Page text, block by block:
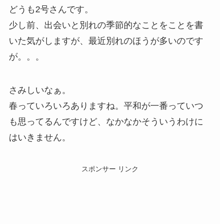
どうも2号さんです。
少し前、出会いと別れの季節的なことをことを書
いた気がしますが、最近別れのほうが多いのです
が。。。
さみしいなぁ。
春っていろいろありますね。平和が一番っていつ
も思ってるんですけど、なかなかそういうわけに
はいきません。
スポンサー リンク